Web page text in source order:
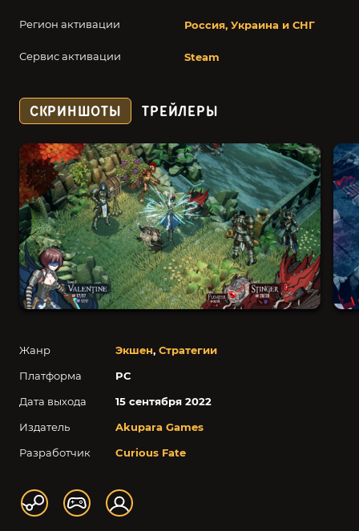
Регион активации Россия, Украина и СНГ
Сервис активации Steam
Жанр Экшен, Стратегии
Платформа
PC
Дата выхода
15 сентября 2022
Издатель
Akupara Games
Разработчик
Curious Fate
СКРИНШОТЫ ТРЕЙЛЕРЫ